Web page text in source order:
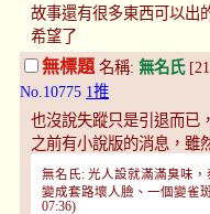
故事還有很多東西可以出
希望了
無標題 名稱: 無名氏
No.10775 1推
也沒說失蹤只是引退而已，
之前有小說版的消息，雖
無名氏: 光人設就滿滿臭味
變成套路壞人臉、一個變雀
07:36)